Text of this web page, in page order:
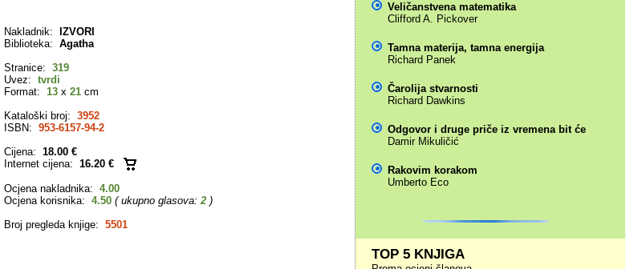
Nakladnik:
IZVORI
Biblioteka: Agatha
Stranice: 319
Uvez: tvrdi
Format: 13 x 21 cm
Kataloški broj: 3952
ISBN: 953-6157-94-2
Cijena: 18.00 €
Internet cijena: 16.20 €
Ocjena nakladnika: 4.00
Ocjena korisnika: 4.50 ( ukupno glasova:2 )
Broj pregleda knjige: 5501
Veličanstvena matematika
Clifford A. Pickover
Tamna materija, tamna energija
Richard Panek
Čarolija stvarnosti
Richard Dawkins
Odgovor i druge priče iz vremena bit će
Damir Mikuličić
Rakovim korakom
Umberto Eco
TOP 5 KNJIGA